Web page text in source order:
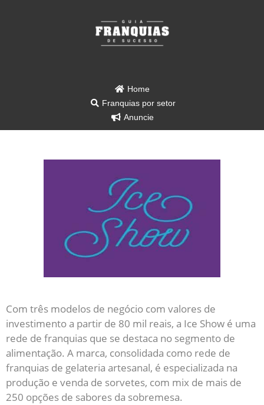
Home
Franquias por setor
Anuncie
Com três modelos de negócio com valores de
investimento a partir de 80 mil reais, a Ice Show é uma
rede de franquias que se destaca no segmento de
alimentação. A marca, consolidada como rede de
franquias de gelateria artesanal, é especializada na
produção e venda de sorvetes, com mix de mais de
250 opções de sabores da sobremesa.